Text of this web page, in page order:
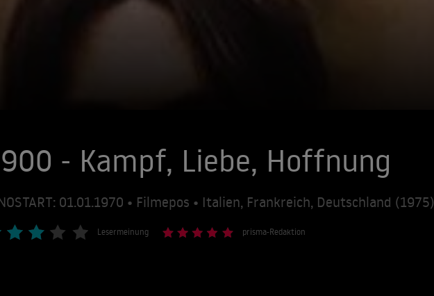
- Kampf, Liebe, Hoffnung
01.01.1970 • Filmepos • Italien, Frankreich, Deutschland (1975)
Lesermeinung prisma-Redaktion